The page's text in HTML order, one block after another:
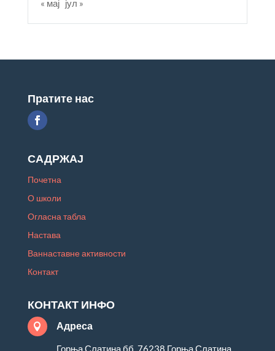
« мај јул »
Пратите нас
САДРЖАЈ
Почетна
О школи
Огласна табла
Настава
Ваннаставне активности
Контакт
КОНТАКТ ИНФО
 Адреса
Горња Слатина бб, 76238 Горња Слатина